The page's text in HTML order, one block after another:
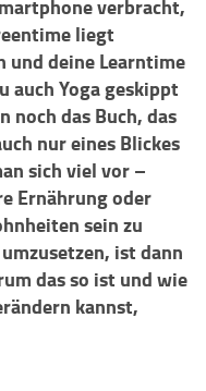
verbracht,
liegt
deine Learntime
auch Yoga geskippt
noch das Buch, das
nur eines Blickes
sich viel vor –
Ernährung oder
sein zu
ist dann
das so ist und wie
kannst,